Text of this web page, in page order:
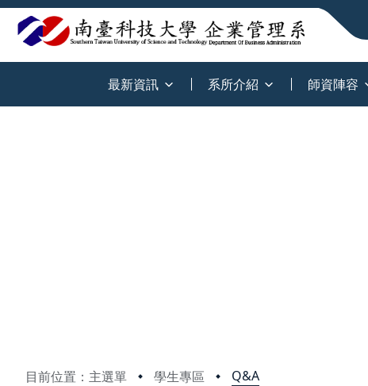
最新資訊 系所介紹 師資陣容
目前位置：主選單 學生專區 Q&A